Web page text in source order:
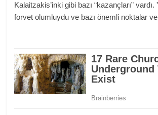
Kalaitzakis’inki gibi bazı “kazançları”
forvet olumluydu ve bazı önemli noktalar